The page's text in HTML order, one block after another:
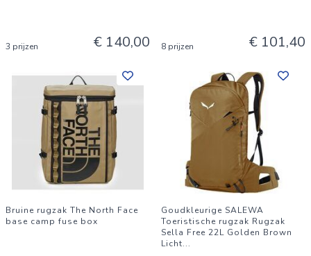
3 prijzen € 140,00 8 prijzen € 101,40
Bruine rugzak The North Face
base camp fuse box
Goudkleurige SALEWA
Toeristische rugzak Rugzak
Sella Free 22L Golden Brown
Licht...